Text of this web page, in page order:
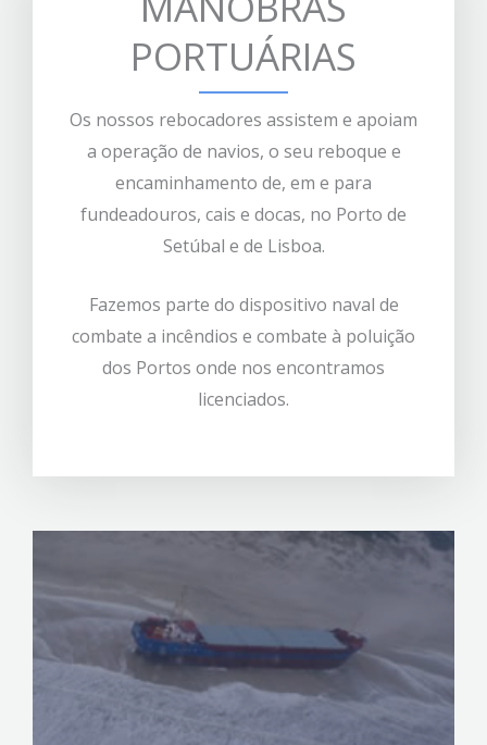
PORTUÁRIAS
Os nossos rebocadores assistem e apoiam
a operação de navios, o seu reboque e
encaminhamento de, em e para
fundeadouros, cais e docas, no Porto de
Setúbal e de Lisboa.
Fazemos parte do dispositivo naval de
combate a incêndios e combate à poluição
dos Portos onde nos encontramos
licenciados.